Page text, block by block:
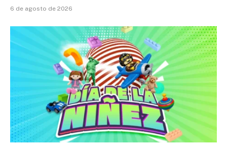
6 de agosto de 2026